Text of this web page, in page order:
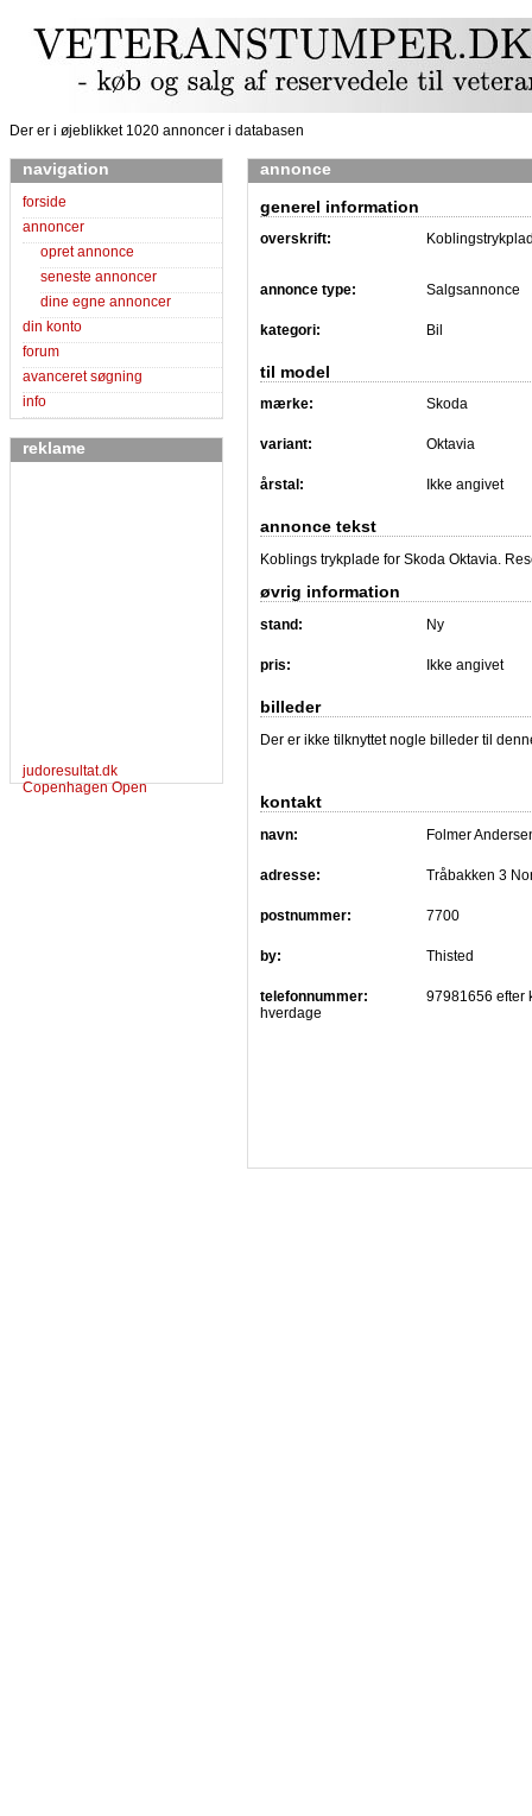
Der er i øjeblikket 1020 annoncer i databasen
navigation
forside
annoncer
opret annonce
seneste annoncer
dine egne annoncer
din konto
forum
avanceret søgning
info
reklame
judoresultat.dk
Copenhagen Open
annonce
generel information
overskrift:
annonce type: Salgsannonce
kategori: Bil
til model
mærke: Skoda
variant: Oktavia
årstal: Ikke angivet
annonce tekst
Koblings trykplade for Skoda Oktavia.
øvrig information
stand: Ny
pris: Ikke angivet
billeder
Der er ikke tilknyttet nogle billeder til
kontakt
navn: Folmer
adresse: Tråbakken 3
postnummer: 7700
by: Thisted
telefonnummer:
97981656 efter
hverdage